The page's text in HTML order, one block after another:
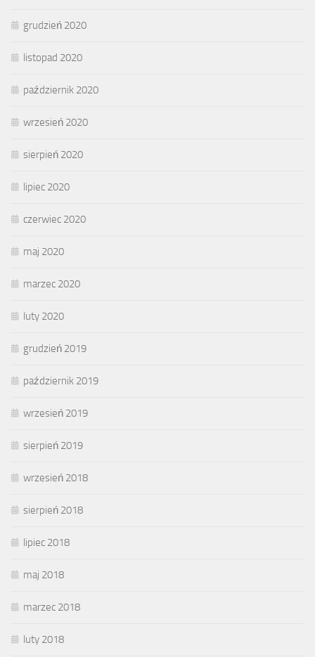
grudzień 2020
listopad 2020
październik 2020
wrzesień 2020
sierpień 2020
lipiec 2020
czerwiec 2020
maj 2020
marzec 2020
luty 2020
grudzień 2019
październik 2019
wrzesień 2019
sierpień 2019
wrzesień 2018
sierpień 2018
lipiec 2018
maj 2018
marzec 2018
luty 2018